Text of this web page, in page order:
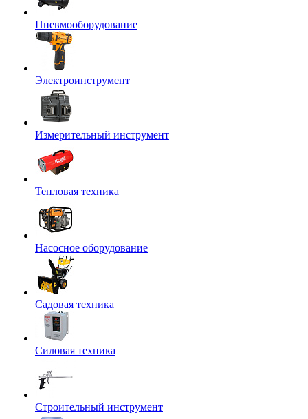
Пневмооборудование
Электроинструмент
Измерительный инструмент
Тепловая техника
Насосное оборудование
Садовая техника
Силовая техника
Строительный инструмент